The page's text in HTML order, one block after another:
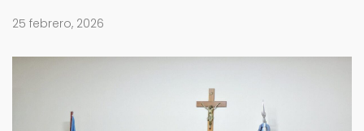
25 febrero, 2026